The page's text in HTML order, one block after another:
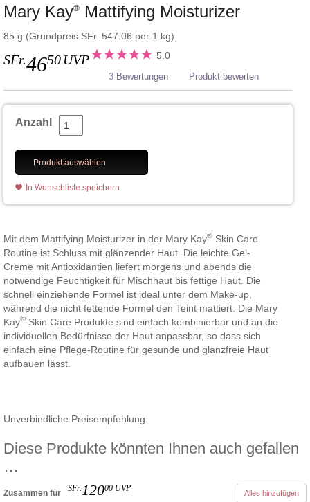
Mary Kay® Mattifying Moisturizer
85 g (Grundpreis SFr. 547.06 per 1 kg)
SFr.4650 UVP 5.0
3 Bewertungen Produkt bewerten
Anzahl
Produkt auswählen
In Wunschliste speichern
Mit dem Mattifying Moisturizer in der Mary Kay® Skin Care
Routine ist Schluss mit glänzender Haut. Die leichte Gel-
Creme mit Antioxidantien liefert morgens und abends die
notwendige Feuchtigkeit für Mischhaut bis fettige Haut. Die
schnell einziehende Formel ist ideal unter dem Make-up,
während die nicht fettende Formel den Teint mattiert. Die Mary
Kay® Skin Care Produkte sind einfach kombinierbar und an die
individuellen Bedürfnisse der Haut anpassbar, so dass sich
einfach eine Pflege-Routine für gesunde und glanzfreie Haut
aufbauen lässt.
Unverbindliche Preisempfehlung.
Diese Produkte könnten Ihnen auch gefallen
…
Zusammen für SFr. 12000 UVP Alles hinzufügen